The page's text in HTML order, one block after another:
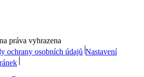
práva vyhrazena
ochrany osobních údajů Nastavení